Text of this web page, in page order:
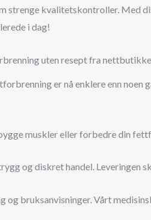
kvalitetskontroller. Med
i dag!
uten resept fra
er nå enklere enn
muskler eller forbedre din
og diskret handel. Leveringen
bruksanvisninger. Vårt